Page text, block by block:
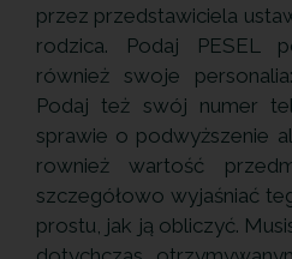
przez przedstawiciela
rodzica. Podaj PESEL
również swoje
Podaj też swój numer
sprawie o podwyższenie
rownież wartość
szczegółowo wyjaśniać
prostu, jak ją obliczyć.